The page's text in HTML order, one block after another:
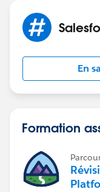
En
Formation